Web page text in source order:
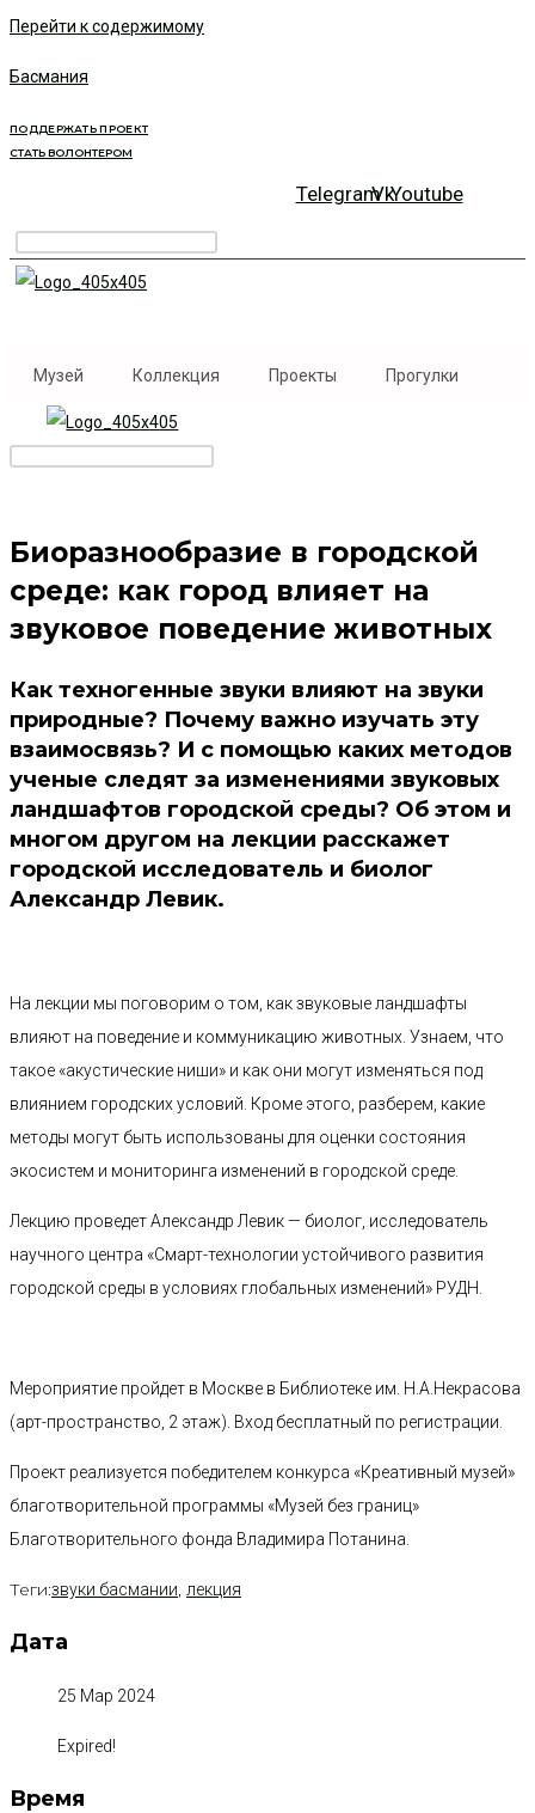
Перейти к содержимому
Басмания
ПОДДЕРЖАТЬ ПРОЕКТ
СТАТЬ ВОЛОНТЕРОМ
TelegramVkYoutube
Музей Коллекция Проекты Прогулки
Биоразнообразие в городской
среде: как город влияет на
звуковое поведение животных
Как техногенные звуки влияют на звуки
природные? Почему важно изучать эту
взаимосвязь? И с помощью каких методов
ученые следят за изменениями звуковых
ландшафтов городской среды? Об этом и
многом другом на лекции расскажет
городской исследователь и биолог
Александр Левик.
На лекции мы поговорим о том, как звуковые ландшафты
влияют на поведение и коммуникацию животных. Узнаем, что
такое «акустические ниши» и как они могут изменяться под
влиянием городских условий. Кроме этого, разберем, какие
методы могут быть использованы для оценки состояния
экосистем и мониторинга изменений в городской среде.
Лекцию проведет Александр Левик — биолог, исследователь
научного центра «Смарт-технологии устойчивого развития
городской среды в условиях глобальных изменений» РУДН.
Мероприятие пройдет в Москве в Библиотеке им. Н.А.Некрасова
(арт-пространство, 2 этаж). Вход бесплатный по регистрации.
Проект реализуется победителем конкурса «Креативный музей»
благотворительной программы «Музей без границ»
Благотворительного фонда Владимира Потанина.
Теги:звуки басмании, лекция
Дата
25 Мар 2024
Expired!
Время